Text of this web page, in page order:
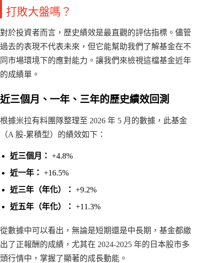
打敗大盤嗎？
對於投資者而言，歷史績效是最直觀的評估指標。儘管
過去的表現不代表未來，但它能幫助我們了解基金在不
同市場環境下的應對能力。讓我們來檢視這檔基金近年
的成績單。
近三個月、一年、三年的歷史績效回測
根據米拉有料團隊整理至 2026 年 5 月的數據，此基金
（A 股-累積型）的績效如下：
近三個月： +4.8%
近一年： +16.5%
近三年（年化）： +9.2%
近五年（年化）： +11.3%
從數據中可以看出，無論是短期還是中長期，基金都繳
出了正報酬的成績，尤其在 2024-2025 年的日本股市多
頭行情中，掌握了顯著的成長動能。